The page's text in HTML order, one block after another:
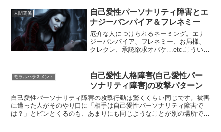
人間関係
自己愛性パーソナリティ障害とエ
ナジーバンパイア＆フレネミー
厄介な人につけられるネーミング。エナ
ジーバンパイア、フレネミー、お局様、
クレクレ、承認欲求オバケ…etc.こういっ
力、ポジティブな気持ちを吸い取るよう
な行為。様々な呼び...
モラルハラスメント
自己愛性人格障害(自己愛性パー
ソナリティ障害)の攻撃パターン
自己愛性パーソナリティ障害の攻撃行動は驚くくらい同じです。被害
に遭った人がそのやり口に「相手は自己愛性パーソナリティ障害で
は？」とピンとくるのも、あまりにも同じようなことが別の場所で起